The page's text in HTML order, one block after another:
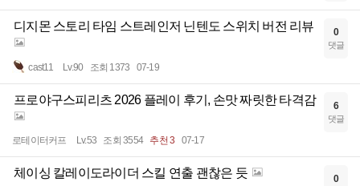
디지몬 스토리 타임 스트레인저 닌텐도 스위치 버전 리뷰
cast11 Lv.90 조회 1373 07-19
0
댓글
프로야구스피리츠 2026 플레이 후기, 손맛 짜릿한 타격감
로테이터커프 Lv.53 조회 3554 추천 3 07-17
6
댓글
체이싱 칼레이도라이더 스킬 연출 괜찮은 듯 0